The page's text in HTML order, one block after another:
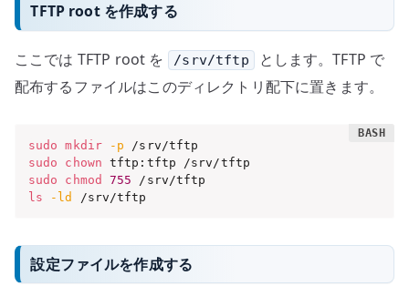
TFTP root を作成する
ここでは TFTP root を /srv/tftp
とします。TFTP で
配布するファイルはこのディレクトリ配下に置きます。
sudo mkdir -p
sudo
chown
sudo
chmod 755
ls
-ld /srv/tftp
設定ファイルを作成する